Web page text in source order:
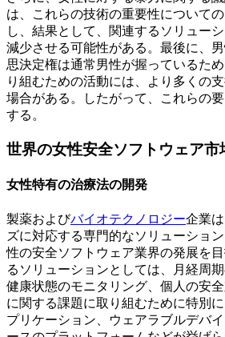
は、これらの技術の重要性について
し、結果として、関連するソリュー
減少させる可能性がある。最後に、
思決定権は通常男性が握っているた
り組むための活動には、より多くの
場合がある。したがって、これらの
する。
世界の女性安全ソフトウェア市
女性特有の治療法の開発
製薬およびバイオテクノロジー企業
ズに対応する専門的なソリューショ
性の安全ソフトウェア業界の発展を
るソリューションとしては、月経周
健康状態のモニタリング、個人の安
に関する課題に取り組むために特別
プリケーション、ウェアラブルデバ